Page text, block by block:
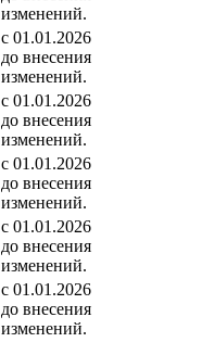
изменений.
с 01.01.2026
до внесения
изменений.
с 01.01.2026
до внесения
изменений.
с 01.01.2026
до внесения
изменений.
с 01.01.2026
до внесения
изменений.
с 01.01.2026
до внесения
изменений.